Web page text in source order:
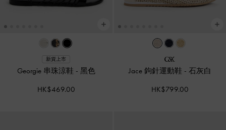
新貨上市
Georgie 串珠涼鞋 - 黑色
HK$469.00
Jace 鉤針運動鞋 - 石灰白
HK$799.00